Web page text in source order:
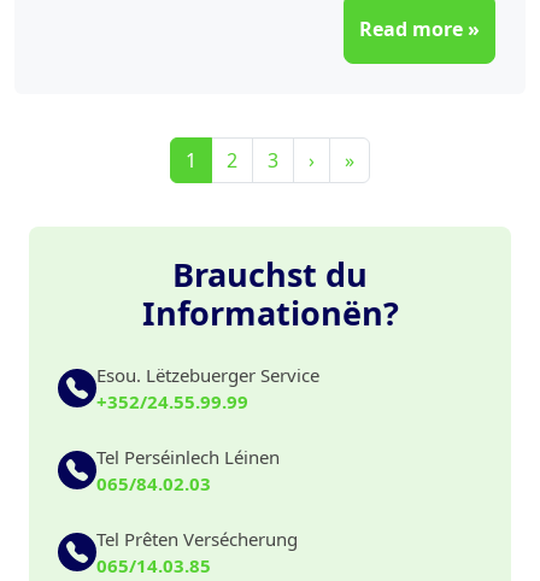
Read more »
Current Page
1 Page
2 Page
3 › »
Brauchst du
Informationën?
Esou. Lëtzebuerger Service
+352/24.55.99.99
Tel Perséinlech Léinen
065/84.02.03
Tel Prêten Versécherung
065/14.03.85